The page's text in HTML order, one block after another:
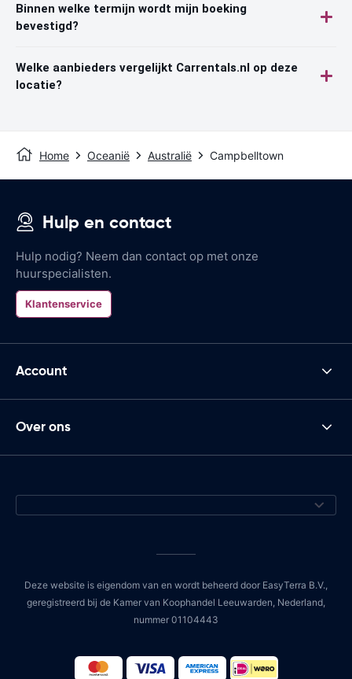
Binnen welke termijn wordt mijn boeking
bevestigd?
Welke aanbieders vergelijkt Carrentals.nl op deze
locatie?
Home Oceanië Australië Campbelltown
Hulp en contact
Hulp nodig? Neem dan contact op met onze
huurspecialisten.
Klantenservice
Account
Over ons
Deze website is eigendom van en wordt beheerd door EasyTerra B.V.,
geregistreerd bij de Kamer van Koophandel Leeuwarden, Nederland,
nummer 01104443